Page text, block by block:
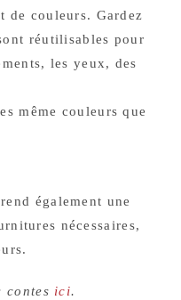
de couleurs. Gardez
réutilisables pour
les yeux, des
même couleurs que
également une
nécessaires,
contes ici.